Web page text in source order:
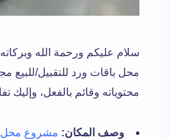
سلام عليكم ورحمة الله
محل باقات ورد للتقبيل/للبيع
محتوياته وقائم بالفعل، وإليك
وصف المكان: مشروع محل